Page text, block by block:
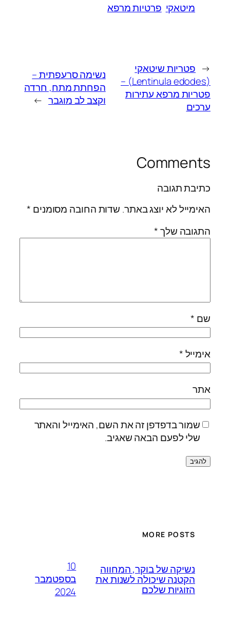
מיטאקי פרטיות מרפא
← פטריות שיטאקי
(Lentinula edodes) –
פטריות מרפא עתירות
ערכים
נשימה סרעפתית –
הפחתת מתח, חרדה
וקצב לב מוגבר →
Comments
כתיבת תגובה
האימייל לא יוצג באתר. שדות החובה מסומנים *
התגובה שלך*
שם *
אימייל*
אתר
שמור בדפדפן זה את השם, האימייל והאתר
שלי לפעם הבאה שאגיב.
MORE POSTS
נשיקה של בוקר, המחווה
הקטנה שיכולה לשנות את
הזוגיות שלכם
10
בספטמבר
2024